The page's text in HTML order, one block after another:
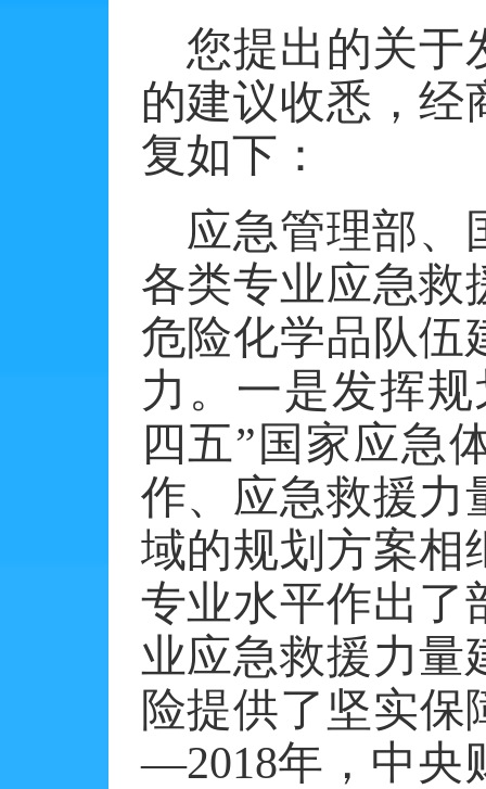
您提出的关于
的建议收悉，经
复如下：
应急管理部、
各类专业应急救
危险化学品队伍
力。一是发挥
四五”国家应急
作、应急救援力
域的规划方案相
专业水平作出了
业应急救援力量
险提供了坚实保
—2018年，中央